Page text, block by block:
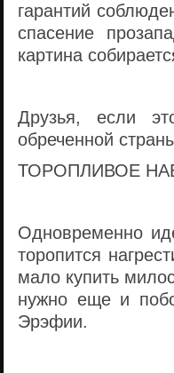
гарантий
спасение
картина
Друзья, если
обреченной
ТОРОПЛИВОЕ
Одновременно
торопится
мало купить
нужно еще и
Эрэфии.